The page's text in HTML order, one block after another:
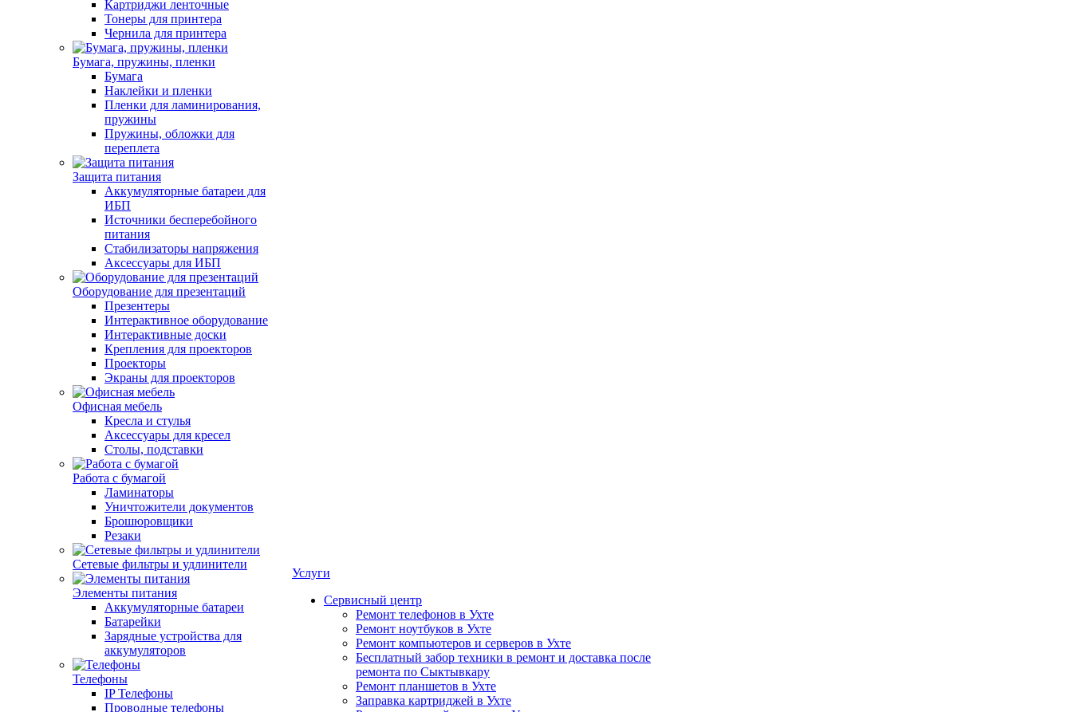
Картриджи ленточные
Тонеры для принтера
Чернила для принтера
Бумага, пружины, пленки
Бумага
Наклейки и пленки
Пленки для ламинирования,
пружины
Пружины, обложки для
переплета
Защита питания
Аккумуляторные батареи для
ИБП
Источники бесперебойного
питания
Стабилизаторы напряжения
Аксессуары для ИБП
Оборудование для презентаций
Презентеры
Интерактивное оборудование
Интерактивные доски
Крепления для проекторов
Проекторы
Экраны для проекторов
Офисная мебель
Кресла и стулья
Аксессуары для кресел
Столы, подставки
Работа с бумагой
Ламинаторы
Уничтожители документов
Брошюровщики
Резаки
Сетевые фильтры и удлинители
Элементы питания
Аккумуляторные батареи
Батарейки
Зарядные устройства для
аккумуляторов
Телефоны
IP Телефоны
Проводные телефоны
Услуги
Сервисный центр
Ремонт телефонов в Ухте
Ремонт ноутбуков в Ухте
Ремонт компьютеров и серверов в Ухте
Бесплатный забор техники в ремонт и доставка после
ремонта по Сыктывкару
Ремонт планшетов в Ухте
Заправка картриджей в Ухте